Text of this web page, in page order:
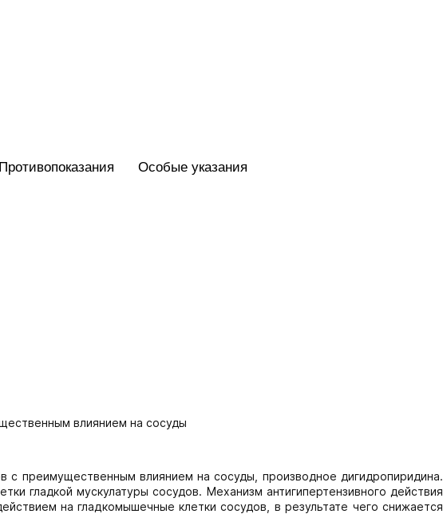
Противопоказания Особые указания
влиянием на сосуды
с преимущественным влиянием на сосуды, производное дигидропиридина.
гладкой мускулатуры сосудов. Механизм антигипертензивного действия
на гладкомышечные клетки сосудов, в результате чего снижается